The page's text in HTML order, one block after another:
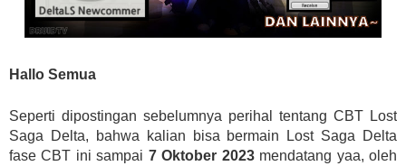
Hallo Semua
Seperti dipostingan sebelumnya perihal tentang CBT Lost
Saga Delta, bahwa kalian bisa bermain Lost Saga Delta
fase CBT ini sampai 7 Oktober 2023mendatang yaa, oleh